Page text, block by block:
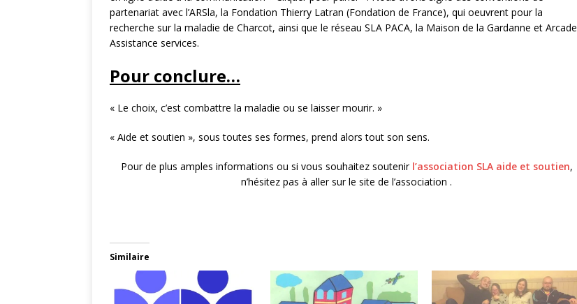
partenariat avec l’ARSla, la Fondation Thierry Latran (Fondation de France), qui oeuvrent pour la
recherche sur la maladie de Charcot, ainsi que le réseau SLA PACA, la Maison de la Gardanne et Arcade
Assistance services.
Pour conclure…
« Le choix, c’est combattre la maladie ou se laisser mourir. »
« Aide et soutien », sous toutes ses formes, prend alors tout son sens.
Pour de plus amples informations ou si vous souhaitez soutenirl’association SLA aide et soutien,
n’hésitez pas à aller sur le site de l’association .
Similaire